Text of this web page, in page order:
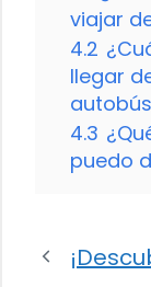
viajar
4.2
llegar
4.3
puedo